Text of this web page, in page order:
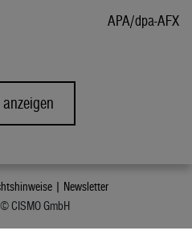
APA/dpa-AFX
| Newsletter
CISMO GmbH